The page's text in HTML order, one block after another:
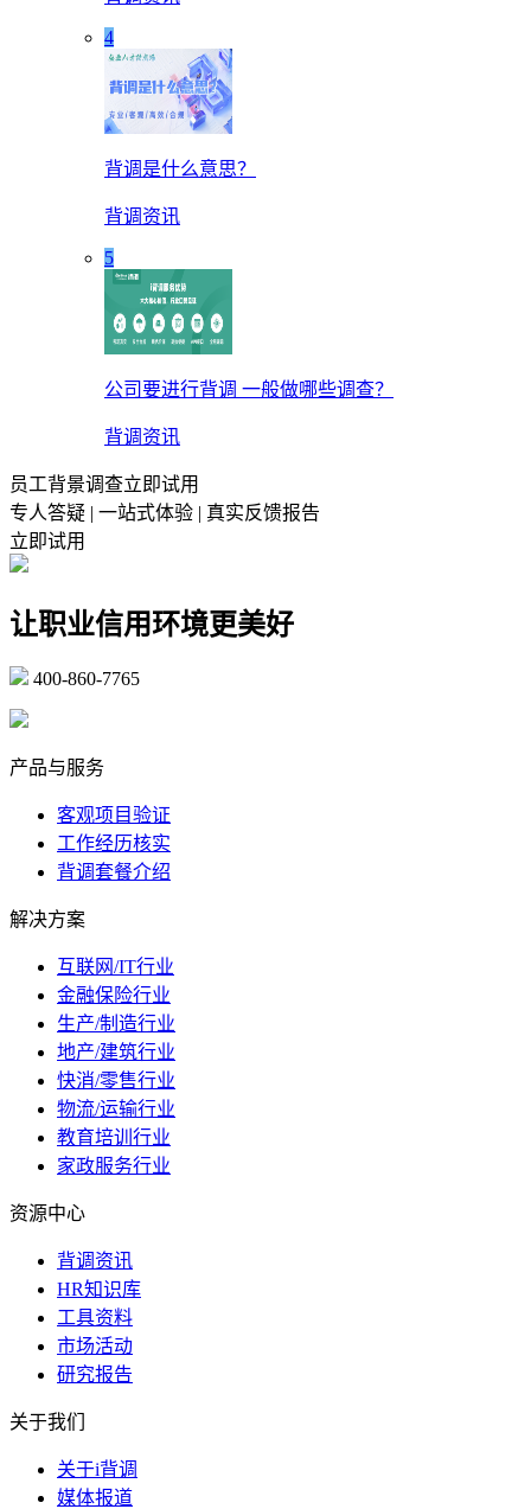
4
背调是什么意思？
背调资讯
5
公司要进行背调 一般做哪些调查？
背调资讯
员工背景调查立即试用
专人答疑 | 一站式体验 | 真实反馈报告
立即试用
让职业信用环境更美好
400-860-7765
产品与服务
客观项目验证
工作经历核实
背调套餐介绍
解决方案
互联网/IT行业
金融保险行业
生产/制造行业
地产/建筑行业
快消/零售行业
物流/运输行业
教育培训行业
家政服务行业
资源中心
背调资讯
HR知识库
工具资料
市场活动
研究报告
关于我们
关于i背调
媒体报道